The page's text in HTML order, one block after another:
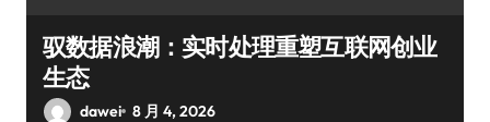
驭数据浪潮：实时处理重塑互联网创业
生态
dawei 8 月 4, 2026